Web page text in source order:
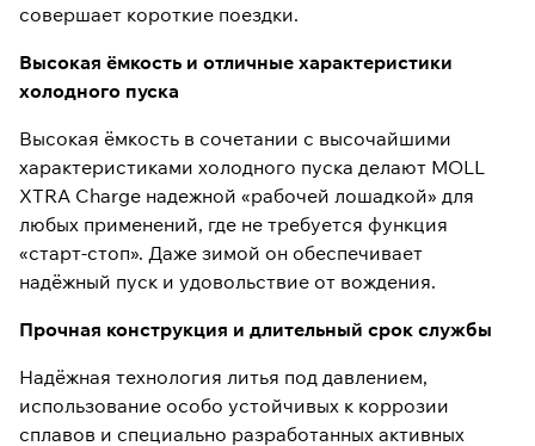
совершает короткие поездки.
Высокая ёмкость и отличные характеристики
холодного пуска
Высокая ёмкость в сочетании с высочайшими
характеристиками холодного пуска делают MOLL
XTRA Charge надежной «рабочей лошадкой» для
любых применений, где не требуется функция
«старт-стоп». Даже зимой он обеспечивает
надёжный пуск и удовольствие от вождения.
Прочная конструкция и длительный срок службы
Надёжная технология литья под давлением,
использование особо устойчивых к коррозии
сплавов и специально разработанных активных